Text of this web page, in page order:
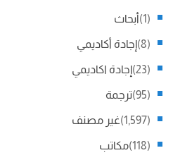
أبحاث (1)
إجادة أكاديمي (8)
إجادة اكاديمي (23)
ترجمة (95)
غير مصنف (1,597)
مكاتب (118)